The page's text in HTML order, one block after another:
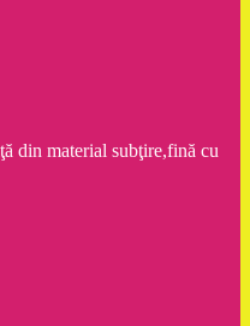
din material subţire,fină cu